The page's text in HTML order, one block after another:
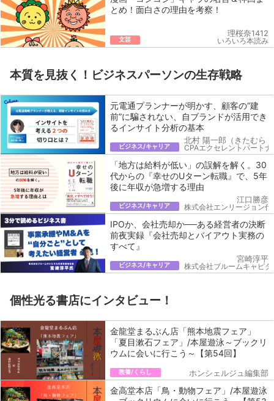
とめ！面白さの理由を考察！
文芸
理桜奈1412
いろいろ本読み
本質を見抜く！ビジネスパーソンの生存戦略
元電通プランナーが明かす、顧客の“建
前”に騙されない、自ブランドが活用でき
るインサイト分析の基本
ビジネス/キャリア
北村 陽一郎（きたむら
CPAエクセレントパート
「地方は給料が低い」の誤解を解く。30
代からの『幸せのUターン転職』で、5年
後に年収が急増する理由
ビジネス/キャリア
江口勝彦
株式会社エンリージョン代
IPOか、会社売却か──ある経営者の決断
前夜実録『会社売却とバイアウト実務の
すべて』
ビジネス/キャリア
宮崎淳平
株式会社ブルームキャピ
個性光る書店にインタビュー！
金龍堂まるぶん店「熊本地震フェア」
「夏目漱石フェア」/本屋遊泳～ブックリ
ウムに会いに行こう～【第54回】
教養/くらし ホンシェルジュ編集部
金高堂本店「鳥・動物フェア」/本屋遊泳